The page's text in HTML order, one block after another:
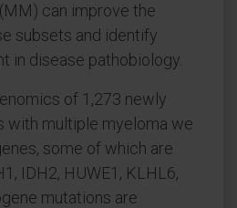
can improve the
subsets and identify
in disease pathobiology.
of 1,273 newly
with multiple myeloma we
some of which are
IDH2, HUWE1, KLHL6,
mutations are